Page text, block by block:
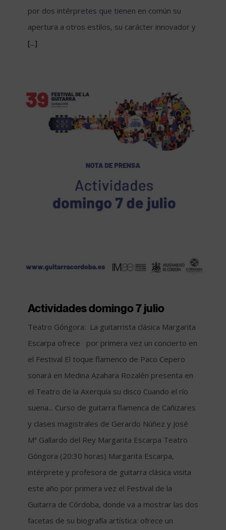
por dos intérpretes que tienen en común su
apertura a otros estilos, su carácter innovador y
[...]
Actividades domingo 7 julio
Teatro Góngora: La guitarrista clásica Margarita
Escarpa ofrece por primera vez un concierto en
el Festival El toque flamenco de Paco Cepero
sonará en Medina Azahara Rozalén presenta en
el Teatro de la Axerquía su disco Cuando el río
suena... Curso de guitarra flamenca de Cañizares
y clases magistrales de Gerardo Núñez y José
Mª Gallardo del Rey Margarita Escarpa Teatro
Góngora (20:30 horas) Margarita Escarpa,
intérprete y profesora de guitarra clásica visita
este año por primera vez el Festival de la
Guitarra de Córdoba, donde va a mostrar las dos
facetas de su biografía artística: ofrece un